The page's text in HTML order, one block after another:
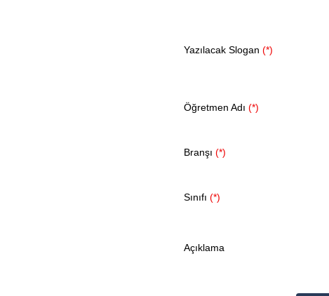
Yazılacak Slogan (*)
Öğretmen Adı (*)
Branşı (*)
Sınıfı (*)
Açıklama